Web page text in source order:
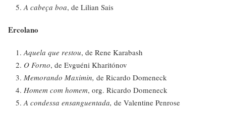
A cabeça boa, de Lilian Sais
Ercolano
Aquela que restou, de Rene Karabash
O Forno, de Evguéni Kharitónov
Memorando Maximin, de Ricardo Domeneck
Homem com homem, org. Ricardo Domeneck
A condessa ensanguentada, de Valentine Penrose